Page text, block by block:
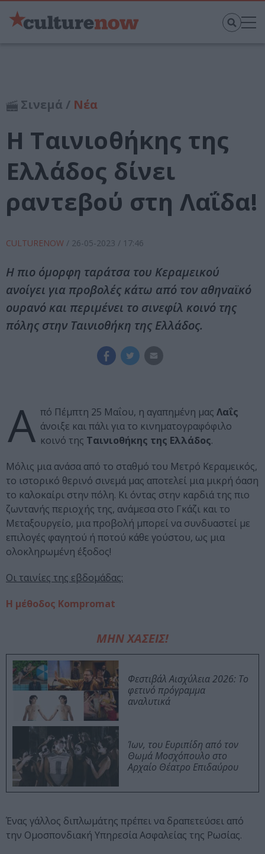
Σινεμά / Νέα
Η Ταινιοθήκης της
Ελλάδος δίνει
ραντεβού στη Λαΐδα!
CULTURENOW / 26-05-2023 / 17:46
Η πιο όμορφη ταράτσα του Κεραμεικού
ανοίγει για προβολές κάτω από τον αθηναϊκό
ουρανό και περιμένει το σινεφίλ κοινό της
πόλης στην Ταινιοθήκη της Ελλάδος.
Α πό Πέμπτη 25 Μαΐου, η αγαπημένη μας Λαΐς
άνοιξε και πάλι για το κινηματογραφόφιλο
κοινό της Ταινιοθήκης της Ελλάδος.
Μόλις μια ανάσα από το σταθμό του Μετρό Κεραμεικός,
το ιστορικό θερινό σινεμά μας αποτελεί μια μικρή όαση
το καλοκαίρι στην πόλη. Κι όντας στην καρδιά της πιο
ζωντανής περιοχής της, ανάμεσα στο Γκάζι και το
Μεταξουργείο, μια προβολή μπορεί να συνδυαστεί με
επιλογές φαγητού ή ποτού κάθε γούστου, ως μια
ολοκληρωμένη έξοδος!
Οι ταινίες της εβδομάδας:
Η μέθοδος Kompromat
ΜΗΝ ΧΑΣΕΙΣ!
Φεστιβάλ Αισχύλεια 2026: Το
φετινό πρόγραμμα
αναλυτικά
Ίων, του Ευριπίδη από τον
Θωμά Μοσχόπουλο στο
Αρχαίο Θέατρο Επιδαύρου
Ένας γάλλος διπλωμάτης πρέπει να δραπετεύσει από
την Ομοσπονδιακή Υπηρεσία Ασφαλείας της Ρωσίας.